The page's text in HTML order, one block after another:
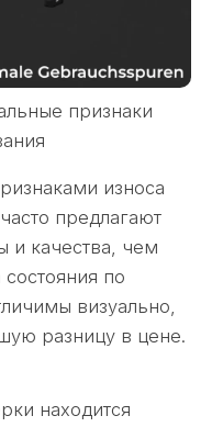
признаки
износа
предлагают
и качества, чем
по
визуально,
разницу в цене.
находится